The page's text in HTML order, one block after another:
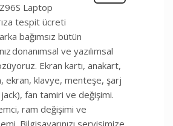
Laptop
tespit ücreti
bağımsız bütün
donanımsal ve yazılımsal
Ekran kartı, anakart,
ekran, klavye, menteşe, şarj
fan tamiri ve değişimi.
ram değişimi ve
Bilgisayarınızı servisimize